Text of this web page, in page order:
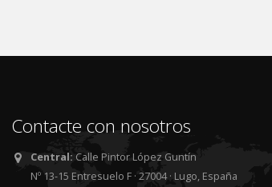
Contacte con nosotros
Central: Calle Pintor López Guntín
Nº 13-15 Entresuelo F · 27004 · Lugo, España